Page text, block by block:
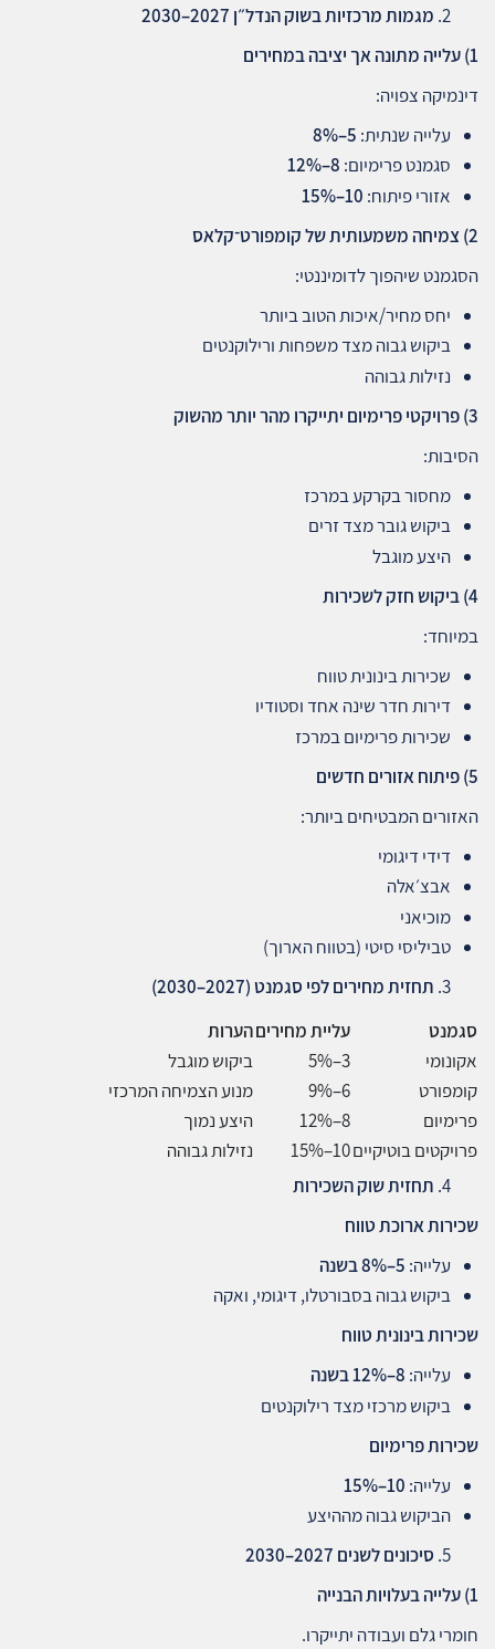
מגמות מרכזיות בשוק הנדל״ן 2027–2030
1) עלייה מתונה אך יציבה במחירים
דינמיקה צפויה:
עלייה שנתית: 5–8%
סגמנט פרימיום: 8–12%
אזורי פיתוח: 10–15%
2) צמיחה משמעותית של קומפורט־קלאס
הסגמנט שיהפוך לדומיננטי:
יחס מחיר/איכות הטוב ביותר
ביקוש גבוה מצד משפחות ורילוקנטים
נזילות גבוהה
3) פרויקטי פרימיום יתייקרו מהר יותר מהשוק
הסיבות:
מחסור בקרקע במרכז
ביקוש גובר מצד זרים
היצע מוגבל
4) ביקוש חזק לשכירות
במיוחד:
שכירות בינונית טווח
דירות חדר שינה אחד וסטודיו
שכירות פרימיום במרכז
5) פיתוח אזורים חדשים
האזורים המבטיחים ביותר:
דידי דיגומי
אבצ׳אלה
מוכיאני
טביליסי סיטי (בטווח הארוך)
תחזית מחירים לפי סגמנט(2027–2030)
סגמנט
עליית מחיריםהערות
אקונומי
3–5%
ביקוש מוגבל
קומפורט
6–9%
מנוע הצמיחה המרכזי
פרימיום
8–12%
היצע נמוך
פרויקטים בוטיקיים10–15%
נזילות גבוהה
תחזית שוק השכירות
שכירות ארוכת טווח
עלייה: 5–8%
בשנה
ביקוש גבוה בסבורטלו, דיגומי, ואקה
שכירות בינונית טווח
עלייה: 8–12%
בשנה
ביקוש מרכזי מצד רילוקנטים
שכירות פרימיום
עלייה: 10–15%
הביקוש גבוה מההיצע
סיכונים לשנים 2027–2030
1) עלייה בעלויות הבנייה
חומרי גלם ועבודה יתייקרו.